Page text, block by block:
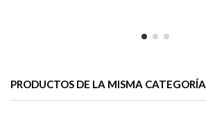
PRODUCTOS DE LA MISMA CATEGORÍA